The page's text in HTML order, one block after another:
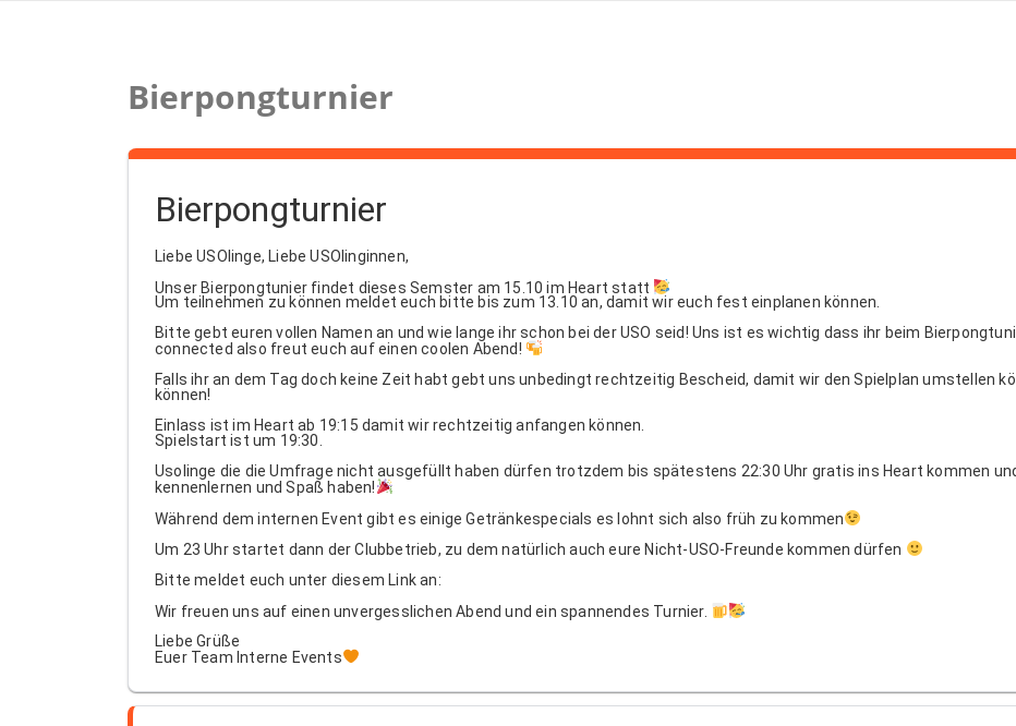
Bierpongturnier
Bierpongturnier
Liebe USOlinge, Liebe USOlinginnen,
Unser Bierpongtunier findet dieses Semster am 15.10 im Heart statt
Um teilnehmen zu können meldet euch bitte bis zum 13.10 an, damit wir euch fest einplanen können.
Bitte gebt euren vollen Namen an und wie lange ihr schon bei der USO seid! Uns ist es wichtig dass ihr beim
connected also freut euch auf einen coolen Abend!
Falls ihr an dem Tag doch keine Zeit habt gebt uns unbedingt rechtzeitig Bescheid, damit wir den Spielplan umstellen
können!
Einlass ist im Heart ab 19:15 damit wir rechtzeitig anfangen können.
Spielstart ist um 19:30.
Usolinge die die Umfrage nicht ausgefüllt haben dürfen trotzdem bis spätestens 22:30 Uhr gratis ins Heart kommen
kennenlernen und Spaß haben!
Während dem internen Event gibt es einige Getränkespecials es lohnt sich also früh zu kommen
Um 23 Uhr startet dann der Clubbetrieb, zu dem natürlich auch eure Nicht-USO-Freunde kommen dürfen
Bitte meldet euch unter diesem Link an:
Wir freuen uns auf einen unvergesslichen Abend und ein spannendes Turnier.
Liebe Grüße
Euer Team Interne Events